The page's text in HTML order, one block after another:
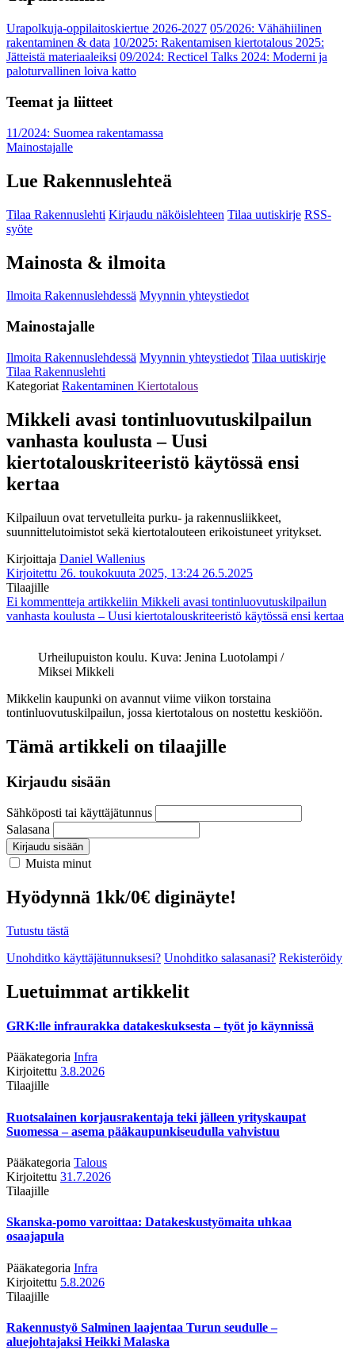
Urapolkuja-oppilaitoskiertue 2026-2027 05/2026: Vähähiilinen
rakentaminen & data 10/2025: Rakentamisen kiertotalous 2025:
Jätteistä materiaaleiksi 09/2024: Recticel Talks 2024: Moderni ja
paloturvallinen loiva katto
Teemat ja liitteet
11/2024: Suomea rakentamassa
Mainostajalle
Lue Rakennuslehteä
Tilaa Rakennuslehti Kirjaudu näköislehteen Tilaa uutiskirje RSS-
syöte
Mainosta & ilmoita
Ilmoita Rakennuslehdessä Myynnin yhteystiedot
Mainostajalle
Ilmoita Rakennuslehdessä Myynnin yhteystiedot Tilaa uutiskirje
Tilaa Rakennuslehti
Kategoriat Rakentaminen Kiertotalous
Mikkeli avasi tontinluovutuskilpailun
vanhasta koulusta – Uusi
kiertotalouskriteeristö käytössä ensi
kertaa
Kilpailuun ovat tervetulleita purku- ja rakennusliikkeet,
suunnittelutoimistot sekä kiertotalouteen erikoistuneet yritykset.
Kirjoittaja Daniel Wallenius
Kirjoitettu 26. toukokuuta 2025, 13:24 26.5.2025
Tilaajille
Ei kommentteja artikkeliin Mikkeli avasi tontinluovutuskilpailun
vanhasta koulusta – Uusi kiertotalouskriteeristö käytössä ensi kertaa
Urheilupuiston koulu. Kuva: Jenina Luotolampi /
Miksei Mikkeli
Mikkelin kaupunki on avannut viime viikon torstaina
tontinluovutuskilpailun, jossa kiertotalous on nostettu keskiöön.
Tämä artikkeli on tilaajille
Kirjaudu sisään
Sähköposti tai käyttäjätunnus
Salasana
Kirjaudu sisään
Muista minut
Hyödynnä 1kk/0€ diginäyte!
Tutustu tästä
Unohditko käyttäjätunnuksesi? Unohditko salasanasi? Rekisteröidy
Luetuimmat artikkelit
GRK:lle infraurakka datakeskuksesta – työt jo käynnissä
Pääkategoria Infra
Kirjoitettu 3.8.2026
Tilaajille
Ruotsalainen korjausrakentaja teki jälleen yrityskaupat
Suomessa – asema pääkaupunkiseudulla vahvistuu
Pääkategoria Talous
Kirjoitettu 31.7.2026
Tilaajille
Skanska-pomo varoittaa: Datakeskustyömaita uhkaa
osaajapula
Pääkategoria Infra
Kirjoitettu 5.8.2026
Tilaajille
Rakennustyö Salminen laajentaa Turun seudulle –
aluejohtajaksi Heikki Malaska